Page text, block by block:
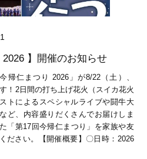
2026 】開催のお知らせ
帰仁まつり 2026」が8/22（土）、
！2日間の打ち上げ花火（スイカ花火
トによるスペシャルライブや闘牛大
ど、内容盛りだくさんでお届けしま
「第17回今帰仁まつり」を家族や友
ださい。【開催概要】〇日時：2026